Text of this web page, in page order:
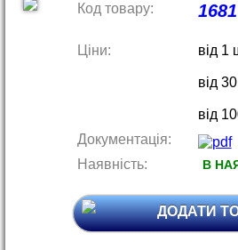
Код товару: 1681
Ціни: від 1
від
від
Документація:
Наявність:
В
ДОДАТИ